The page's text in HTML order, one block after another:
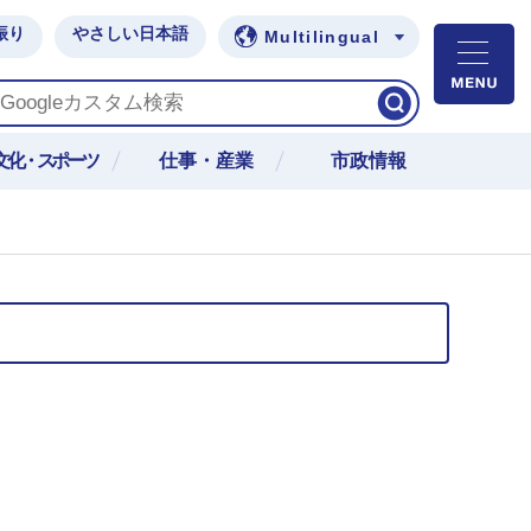
り やさしい日本語 Multilingual
化・スポーツ 仕事・産業 市政情報